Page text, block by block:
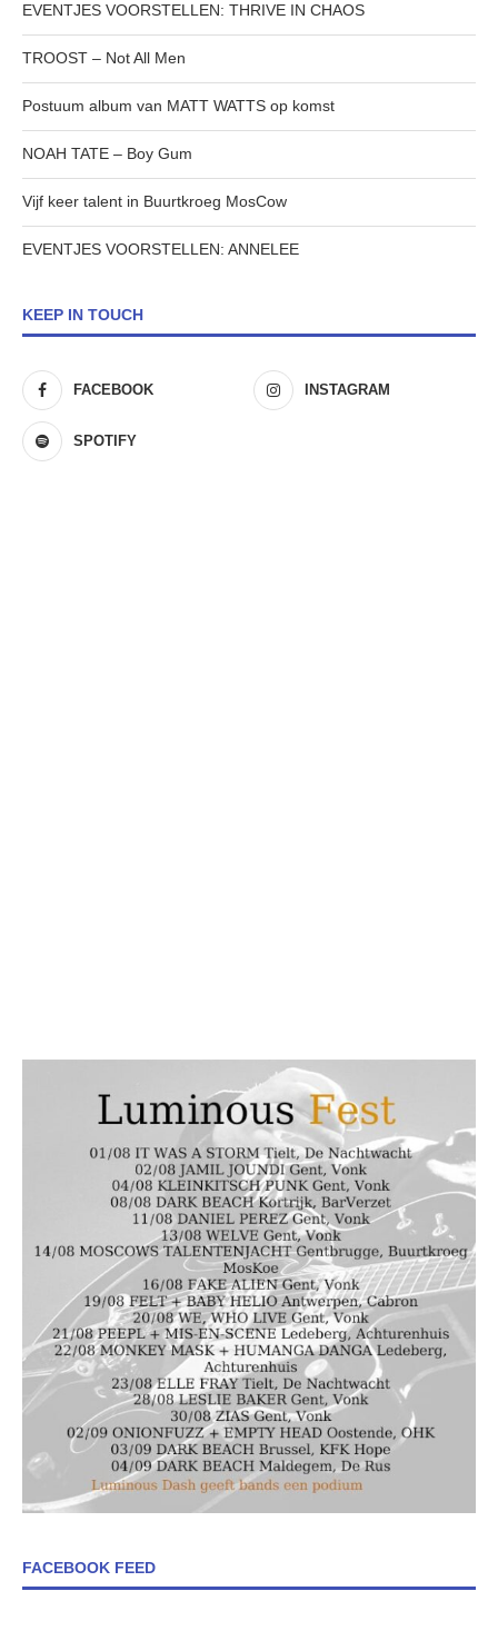
EVENTJES VOORSTELLEN: THRIVE IN CHAOS
TROOST – Not All Men
Postuum album van MATT WATTS op komst
NOAH TATE – Boy Gum
Vijf keer talent in Buurtkroeg MosCow
EVENTJES VOORSTELLEN: ANNELEE
KEEP IN TOUCH
FACEBOOK INSTAGRAM
SPOTIFY
FACEBOOK FEED